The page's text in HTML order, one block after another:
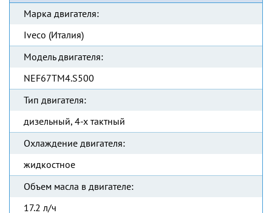
Марка двигателя:
Iveco (Италия)
Модель двигателя:
NEF67TM4.S500
Тип двигателя:
дизельный, 4-х тактный
Охлаждение двигателя:
жидкостное
Объем масла в двигателе:
17.2 л/ч